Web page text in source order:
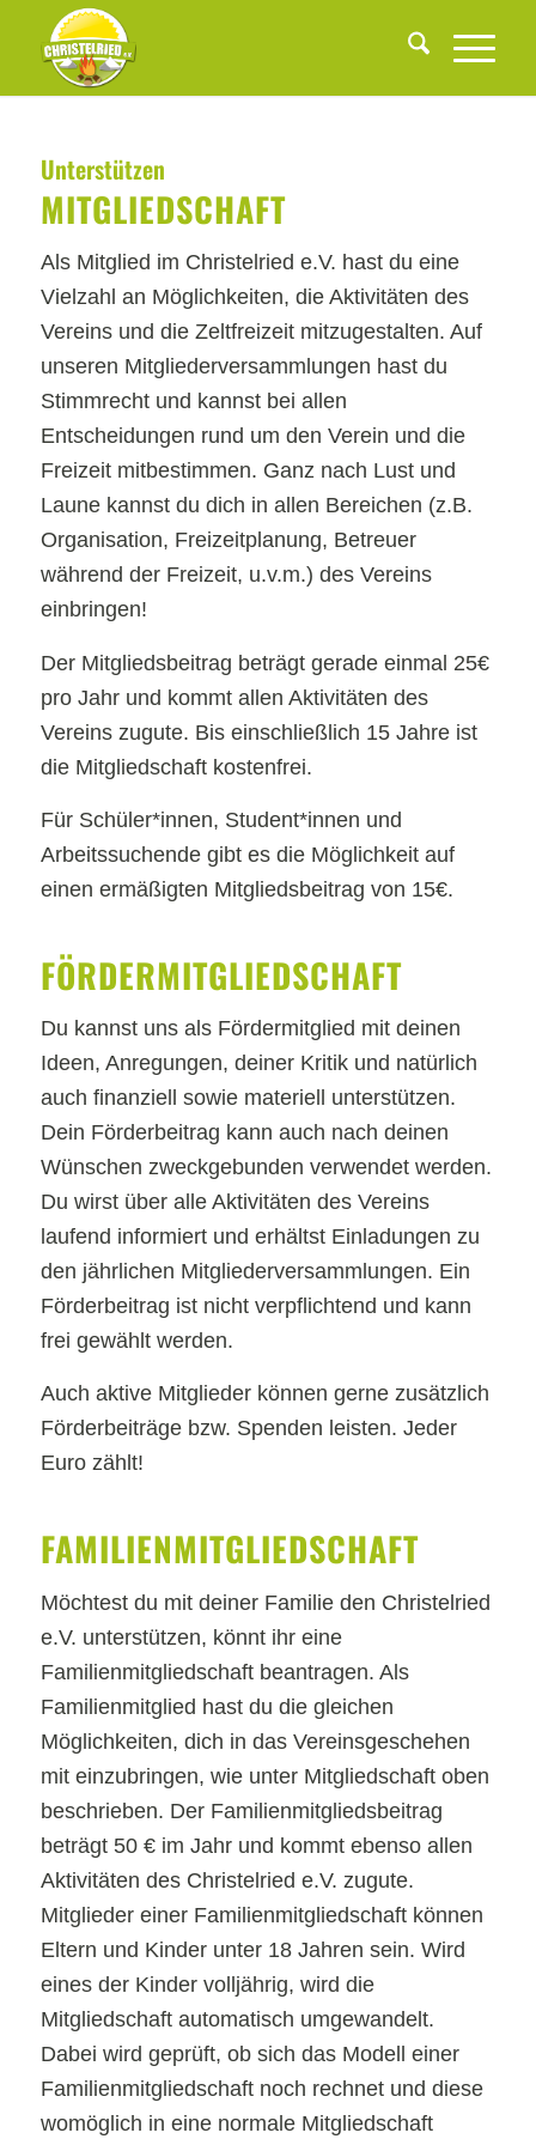
Unterstützen
MITGLIEDSCHAFT
Als Mitglied im Christelried e.V. hast du eine
Vielzahl an Möglichkeiten, die Aktivitäten des
Vereins und die Zeltfreizeit mitzugestalten. Auf
unseren Mitgliederversammlungen hast du
Stimmrecht und kannst bei allen
Entscheidungen rund um den Verein und die
Freizeit mitbestimmen. Ganz nach Lust und
Laune kannst du dich in allen Bereichen (z.B.
Organisation, Freizeitplanung, Betreuer
während der Freizeit, u.v.m.) des Vereins
einbringen!
Der Mitgliedsbeitrag beträgt gerade einmal 25€
pro Jahr und kommt allen Aktivitäten des
Vereins zugute. Bis einschließlich 15 Jahre ist
die Mitgliedschaft kostenfrei.
Für Schüler*innen, Student*innen und
Arbeitssuchende gibt es die Möglichkeit auf
einen ermäßigten Mitgliedsbeitrag von 15€.
FÖRDER­­MITGLIEDSCHAFT
Du kannst uns als Fördermitglied mit deinen
Ideen, Anregungen, deiner Kritik und natürlich
auch finanziell sowie materiell unterstützen.
Dein Förderbeitrag kann auch nach deinen
Wünschen zweckgebunden verwendet werden.
Du wirst über alle Aktivitäten des Vereins
laufend informiert und erhältst Einladungen zu
den jährlichen Mitgliederversammlungen. Ein
Förderbeitrag ist nicht verpflichtend und kann
frei gewählt werden.
Auch aktive Mitglieder können gerne zusätzlich
Förderbeiträge bzw. Spenden leisten. Jeder
Euro zählt!
FAMILIEN­­­MITGLIEDSCHAFT
Möchtest du mit deiner Familie den Christelried
e.V. unterstützen, könnt ihr eine
Familienmitgliedschaft beantragen. Als
Familienmitglied hast du die gleichen
Möglichkeiten, dich in das Vereinsgeschehen
mit einzubringen, wie unter Mitgliedschaft oben
beschrieben. Der Familienmitgliedsbeitrag
beträgt 50 € im Jahr und kommt ebenso allen
Aktivitäten des Christelried e.V. zugute.
Mitglieder einer Familienmitgliedschaft können
Eltern und Kinder unter 18 Jahren sein. Wird
eines der Kinder volljährig, wird die
Mitgliedschaft automatisch umgewandelt.
Dabei wird geprüft, ob sich das Modell einer
Familienmitgliedschaft noch rechnet und diese
womöglich in eine normale Mitgliedschaft